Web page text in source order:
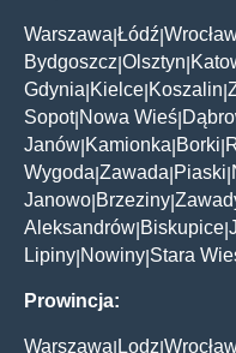
Warszawa Łódź
Bydgoszcz Olsztyn
Gdynia Kielce Koszalin
Sopot| Nowa Wieś
Janów Kamionka Borki
Wygoda Zawada Piaski
Janowo Brzeziny
Aleksandrów Biskupice
Lipiny Nowiny Stara
Prowincja:
Warszawa Lodz